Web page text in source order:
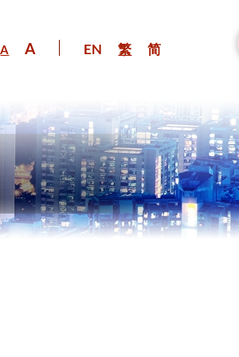
A A EN 繁 简